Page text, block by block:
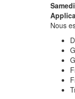
Nous